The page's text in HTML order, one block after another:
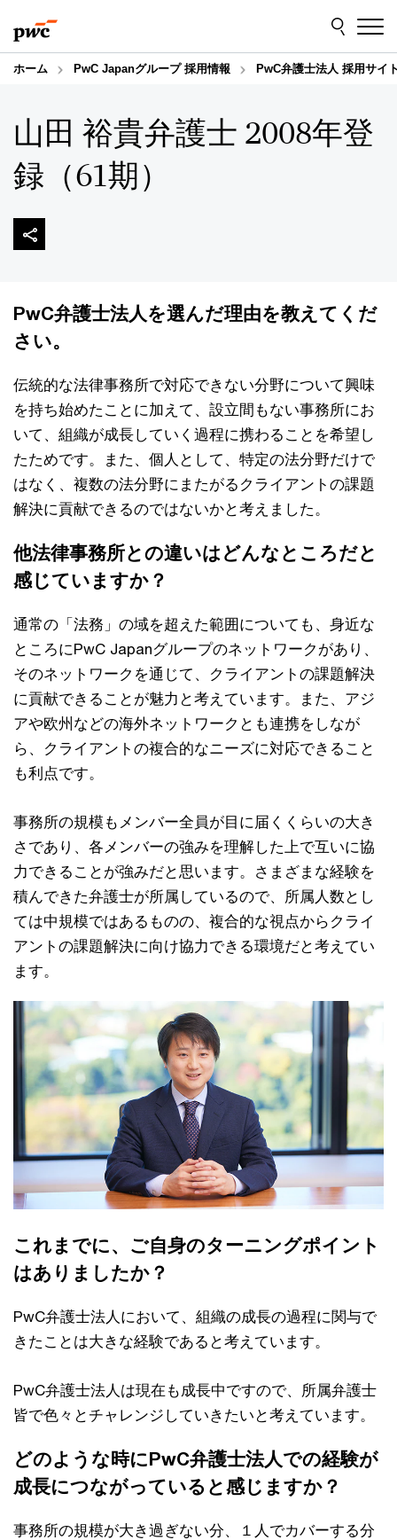
to
content
to
footer
ホーム PwC Japanグループ 採用情報 PwC弁護士法人 採用サイ
山田 裕貴弁護士 2008年登
録（61期）
PwC弁護士法人を選んだ理由を教えてくだ
さい。
伝統的な法律事務所で対応できない分野について興味
を持ち始めたことに加えて、設立間もない事務所にお
いて、組織が成長していく過程に携わることを希望し
たためです。また、個人として、特定の法分野だけで
はなく、複数の法分野にまたがるクライアントの課題
解決に貢献できるのではないかと考えました。
他法律事務所との違いはどんなところだと
感じていますか？
通常の「法務」の域を超えた範囲についても、身近な
ところにPwC Japanグループのネットワークがあり、
そのネットワークを通じて、クライアントの課題解決
に貢献できることが魅力と考えています。また、アジ
アや欧州などの海外ネットワークとも連携をしなが
ら、クライアントの複合的なニーズに対応できること
も利点です。
事務所の規模もメンバー全員が目に届くくらいの大き
さであり、各メンバーの強みを理解した上で互いに協
力できることが強みだと思います。さまざまな経験を
積んできた弁護士が所属しているので、所属人数とし
ては中規模ではあるものの、複合的な視点からクライ
アントの課題解決に向け協力できる環境だと考えてい
ます。
これまでに、ご自身のターニングポイント
はありましたか？
PwC弁護士法人において、組織の成長の過程に関与で
きたことは大きな経験であると考えています。
PwC弁護士法人は現在も成長中ですので、所属弁護士
皆で色々とチャレンジしていきたいと考えています。
どのような時にPwC弁護士法人での経験が
成長につながっていると感じますか？
事務所の規模が大き過ぎない分、１人でカバーする分